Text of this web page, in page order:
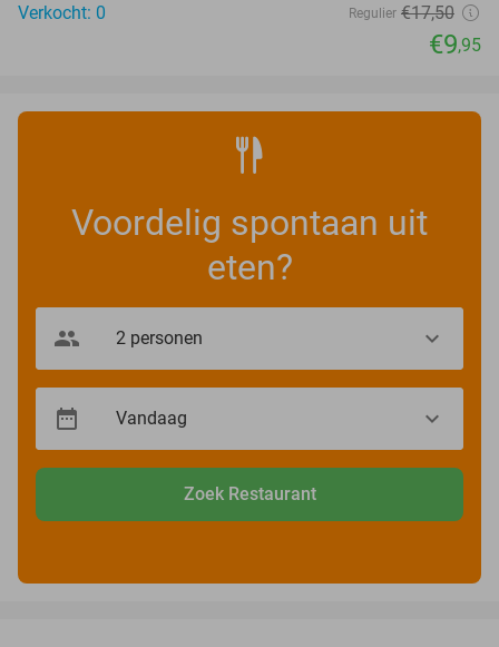
Verkocht: 0
Regulier €17,50
€9,95
Voordelig spontaan uit
eten?
Zoek Restaurant